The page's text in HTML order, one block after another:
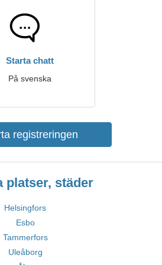
Starta chatt
På svenska
registreringen
platser, städer
Helsingfors
Esbo
Tammerfors
Uleåborg